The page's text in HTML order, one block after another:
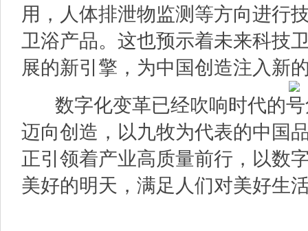
用，人体排泄物监测等方向进行
卫浴产品。这也预示着未来科技
展的新引擎，为中国创造注入新
数字化变革已经吹响时代的号
迈向创造，以九牧为代表的中国
正引领着产业高质量前行，以数
美好的明天，满足人们对美好生